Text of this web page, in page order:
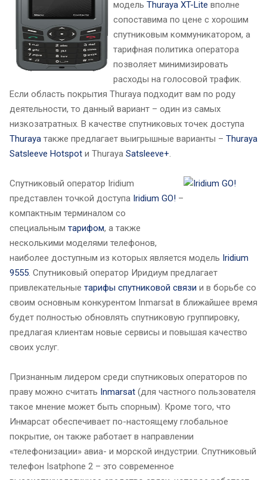
модель Thuraya XT-Lite вполне
сопоставима по цене с хорошим
спутниковым коммуникатором, а
тарифная политика оператора
позволяет минимизировать
расходы на голосовой трафик.
Если область покрытия Thuraya подходит вам по роду
деятельности, то данный вариант – один из самых
низкозатратных. В качестве спутниковых точек доступа
Thuraya также предлагает выигрышные варианты – Thuraya
Satsleeve Hotspot и Thuraya Satsleeve+.
Спутниковый оператор Iridium
представлен точкой доступа Iridium GO! –
компактным терминалом со
специальным тарифом, а также
несколькими моделями телефонов,
наиболее доступным из которых является модель Iridium
9555. Спутниковый оператор Иридиум предлагает
привлекательные тарифы спутниковой связи и в борьбе со
своим основным конкурентом Inmarsat в ближайшее время
будет полностью обновлять спутниковую группировку,
предлагая клиентам новые сервисы и повышая качество
своих услуг.
Признанным лидером среди спутниковых операторов по
праву можно считать Inmarsat (для частного пользователя
такое мнение может быть спорным). Кроме того, что
Инмарсат обеспечивает по-настоящему глобальное
покрытие, он также работает в направлении
«телефонизации» авиа- и морской индустрии. Спутниковый
телефон Isatphone 2 – это современное